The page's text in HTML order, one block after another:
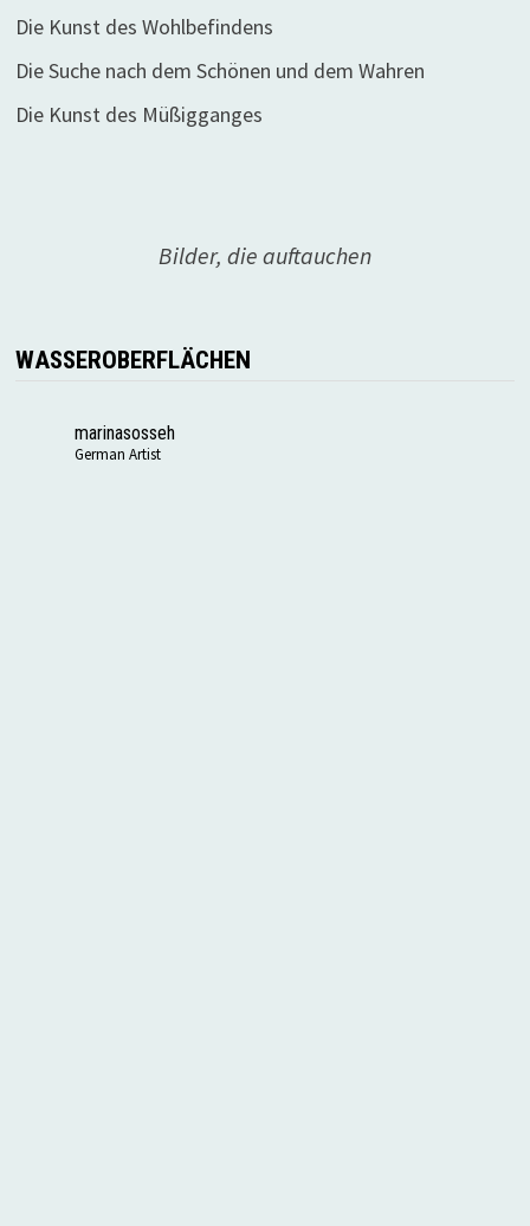
Die Kunst des Wohlbefindens
Die Suche nach dem Schönen und dem Wahren
Die Kunst des Müßigganges
Bilder, die auftauchen
WASSEROBERFLÄCHEN
marinasosseh
German Artist